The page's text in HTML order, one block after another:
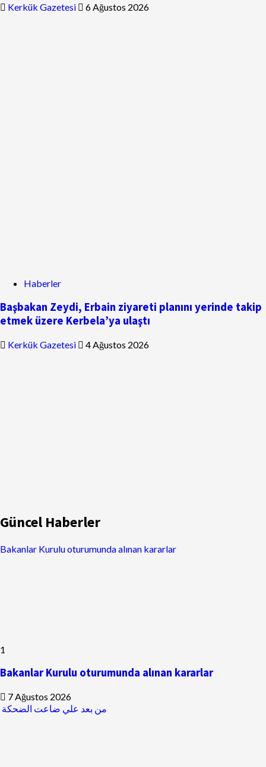
Kerkük Gazetesi 6 Ağustos 2026
Haberler
Başbakan Zeydi, Erbain ziyareti planını yerinde takip
etmek üzere Kerbela’ya ulaştı
Kerkük Gazetesi 4 Ağustos 2026
Güncel Haberler
Bakanlar Kurulu oturumunda alınan kararlar
1
Bakanlar Kurulu oturumunda alınan kararlar
7 Ağustos 2026
من بعد علي ضاعت الضحكة